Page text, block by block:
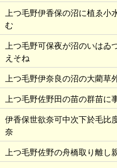
上つ毛野伊香保の沼に植ゑ小
む
上つ毛野可保夜が沼のいはゐ
えそね
上つ毛野伊奈良の沼の大藺草
上つ毛野佐野田の苗の群苗に
伊香保世欲奈可中次下於毛比
奈
上つ毛野佐野の舟橋取り離し